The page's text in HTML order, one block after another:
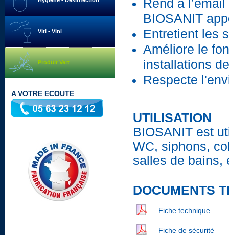
Viti - Vini
Produit Vert
A VOTRE ECOUTE
Rend à
BIOSANIT
Entretient les
Améliore le
installations
Respecte
UTILISATION
BIOSANIT est
WC, siphons,
salles de
DOCUMENTS
Fiche technique
Fiche de sécurité